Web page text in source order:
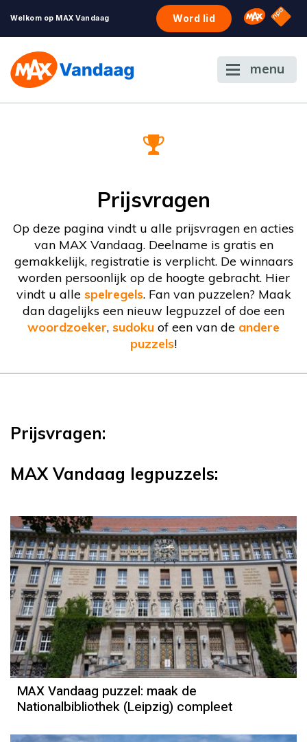
Welkom op MAX Vandaag Word lid Omroep
NPO
menu
Prijsvragen
Op deze pagina vindt u alle prijsvragen en acties
van MAX Vandaag. Deelname is gratis en
gemakkelijk, registratie is verplicht. De winnaars
worden persoonlijk op de hoogte gebracht. Hier
vindt u alle spelregels. Fan van puzzelen? Maak
dan dagelijks een nieuw legpuzzel of doe een
woordzoeker, sudoku of een van de andere
puzzels!
Prijsvragen:
MAX Vandaag legpuzzels:
MAX Vandaag puzzel: maak de
Nationalbibliothek (Leipzig) compleet